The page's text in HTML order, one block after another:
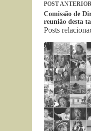
POST
Comissão de
reunião desta
Posts